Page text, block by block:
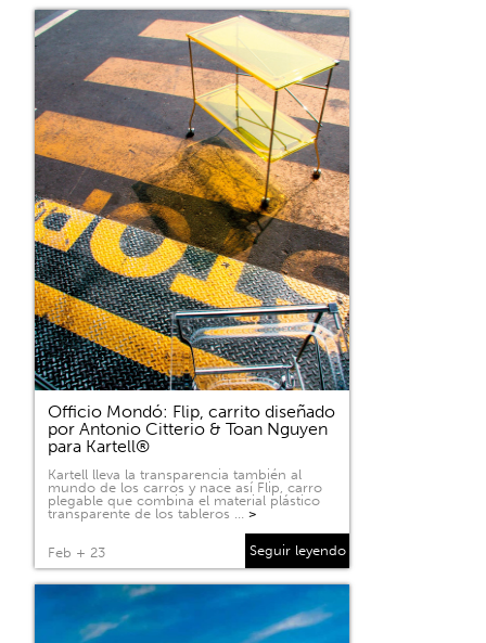
Officio Mondó: Flip, carrito diseñado
por Antonio Citterio & Toan Nguyen
para Kartell®
Kartell lleva la transparencia también al
mundo de los carros y nace así Flip, carro
plegable que combina el material plástico
transparente de los tableros … >
Feb + 23 Seguir leyendo